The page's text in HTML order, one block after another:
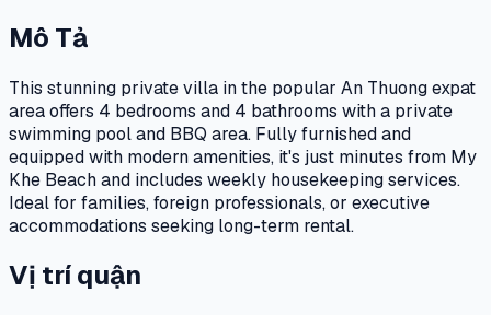
Mô Tả
This stunning private villa in the popular An Thuong expat
area offers 4 bedrooms and 4 bathrooms with a private
swimming pool and BBQ area. Fully furnished and
equipped with modern amenities, it's just minutes from My
Khe Beach and includes weekly housekeeping services.
Ideal for families, foreign professionals, or executive
accommodations seeking long-term rental.
Vị trí quận